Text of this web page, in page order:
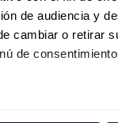
de audiencia y
cambiar o retirar
de
en la
en el
en el SER de